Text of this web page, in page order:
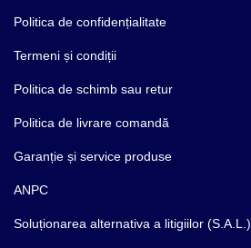
Politica de confidențialitate
Termeni și condiții
Politica de schimb sau retur
Politica de livrare comandă
Garanție și service produse
ANPC
Soluționarea alternativa a litigiilor (S.A.L.)